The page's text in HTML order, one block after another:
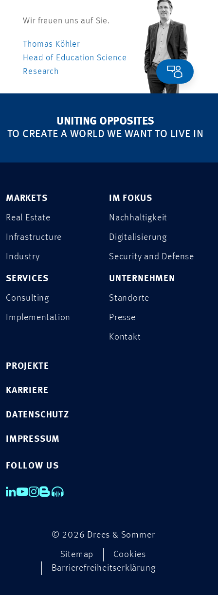
Wir freuen uns auf Sie.
Thomas Köhler
Head of Education Science
Research
UNITING OPPOSITES
TO CREATE A WORLD WE WANT TO LIVE IN
MARKETS
Real Estate
Infrastructure
Industry
SERVICES
Consulting
Implementation
IM FOKUS
Nachhaltigkeit
Digitalisierung
Security and Defense
UNTERNEHMEN
Standorte
Presse
Kontakt
PROJEKTE
KARRIERE
DATENSCHUTZ
IMPRESSUM
FOLLOW US
© 2026 Drees & Sommer
Sitemap
Cookies
Barrierefreiheitserklärung